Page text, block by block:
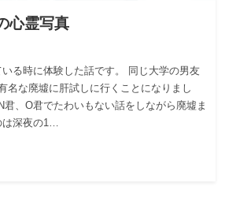
心霊写真
る時に体験した話です。 同じ大学の男友
名な廃墟に肝試しに行くことになりまし
君、O君でたわいもない話をしながら廃墟ま
深夜の1…